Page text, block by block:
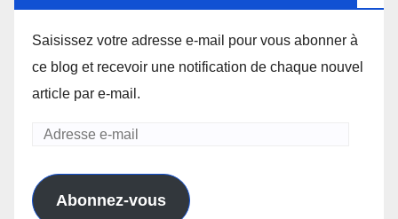
Saisissez votre adresse e-mail pour vous abonner à
ce blog et recevoir une notification de chaque nouvel
article par e-mail.
Adresse
mail
Abonnez-vous